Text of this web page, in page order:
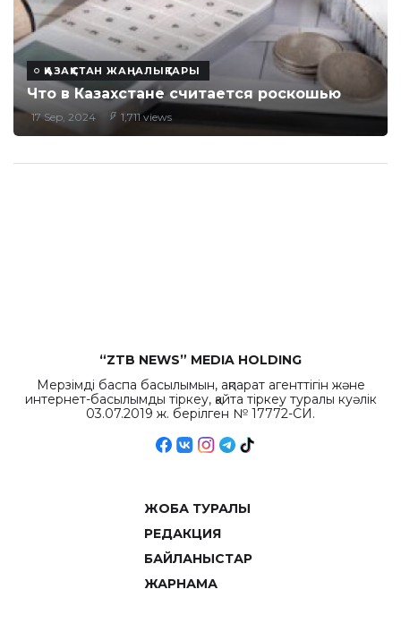
ҚАЗАҚСТАН ЖАҢАЛЫҚТАРЫ
Что в Казахстане считается роскошью
17 Sep, 2024 1,711 views
“ZTB NEWS” MEDIA HOLDING
Мерзімді баспа басылымын, ақпарат агенттігін және
интернет-басылымды тіркеу, қайта тіркеу туралы куәлік
03.07.2019 ж. берілген № 17772-СИ.
ЖОБА ТУРАЛЫ
РЕДАКЦИЯ
БАЙЛАНЫСТАР
ЖАРНАМА